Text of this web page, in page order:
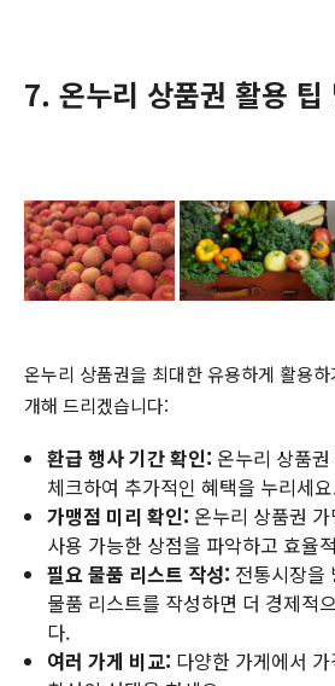
7. 온누리 상품권 활용 팁
온누리 상품권을 최대한 유용하게 활용
개해 드리겠습니다:
환급 행사 기간 확인: 온누리 상품
체크하여 추가적인 혜택을 누리세
가맹점 미리 확인: 온누리 상품권
사용 가능한 상점을 파악하고 효율
필요 물품 리스트 작성: 전통시장을
물품 리스트를 작성하면 더 경제적
다.
여러 가게 비교: 다양한 가게에서